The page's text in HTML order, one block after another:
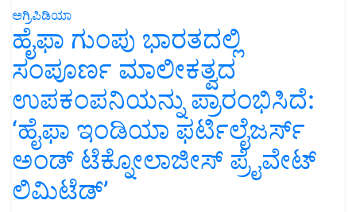
ಅಗ್ರಿಪಿಡಿಯಾ
ಹೈಫಾ ಗುಂಪು ಭಾರತದಲ್ಲಿ
ಸಂಪೂರ್ಣ ಮಾಲೀಕತ್ವದ
ಉಪಕಂಪನಿಯನ್ನು ಪ್ರಾರಂಭಿಸಿದೆ:
‘ಹೈಫಾ ಇಂಡಿಯಾ ಫರ್ಟಿಲೈಜರ್ಸ್
ಅಂಡ್ ಟೆಕ್ನೋಲಾಜೀಸ್ ಪ್ರೈವೇಟ್
ಲಿಮಿಟೆಡ್’